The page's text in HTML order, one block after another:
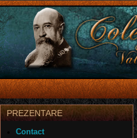
PREZENTARE
Contact